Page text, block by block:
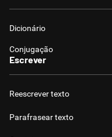
Dicionário
Conjugação
Escrever
Reescrever texto
Parafrasear texto